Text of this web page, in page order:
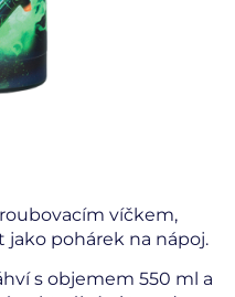
víčkem,
pohárek na nápoj.
s objemem 550 ml a